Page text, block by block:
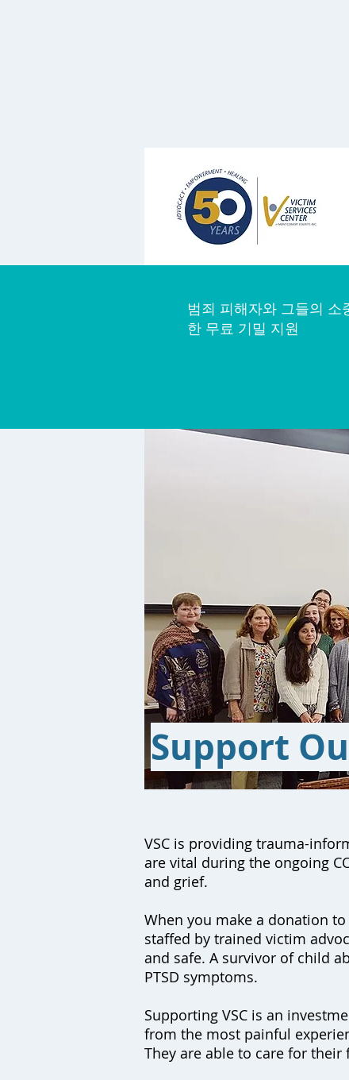
범죄 피해자와 그들의 소
한 무료 기밀 지원
Support
VSC is providing trauma-
are vital during the ongoing
and grief.
When you make a donation
staffed by trained victim
and safe. A survivor of child
PTSD symptoms.
Supporting VSC is an
from the most painful
They are able to care for